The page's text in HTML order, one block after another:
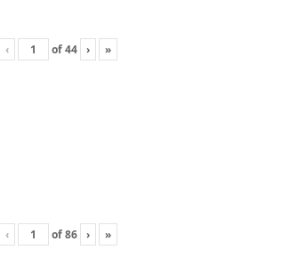
‹ of44 › »
‹ of86 › »